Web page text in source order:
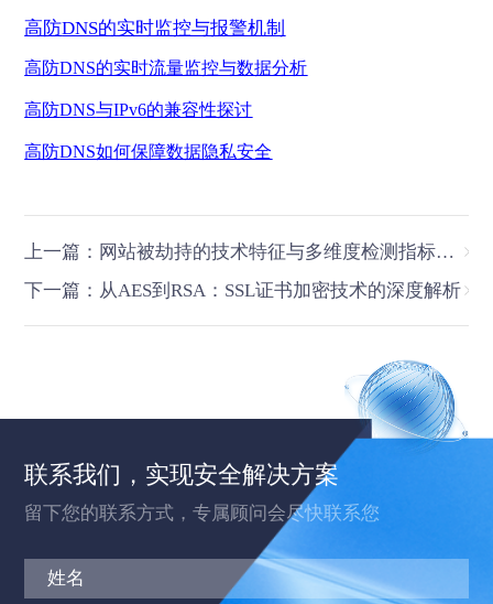
高防DNS的实时监控与报警机制
高防DNS的实时流量监控与数据分析
高防DNS与IPv6的兼容性探讨
高防DNS如何保障数据隐私安全
上一篇：网站被劫持的技术特征与多维度检测指标体系
下一篇：从AES到RSA：SSL证书加密技术的深度解析
联系我们，实现安全解决方案
留下您的联系方式，专属顾问会尽快联系您